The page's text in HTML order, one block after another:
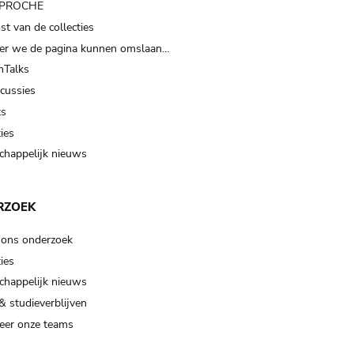
van de collecties
we de pagina kunnen omslaan…
nieuws
onderzoek
nieuws
studieverblijven
onze teams